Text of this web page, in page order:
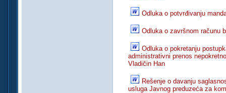
Odluka o potvrđivanju
Odluka o završnom računu
Odluka o pokretanju
administrativni prenos
Vladičin Han
Rešenje o davanju
usluga Javnog preduzeća za